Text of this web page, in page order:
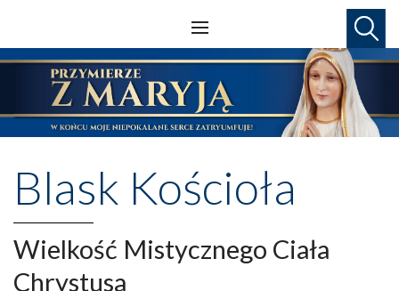
Blask Kościoła
Wielkość Mistycznego Ciała
Chrystusa